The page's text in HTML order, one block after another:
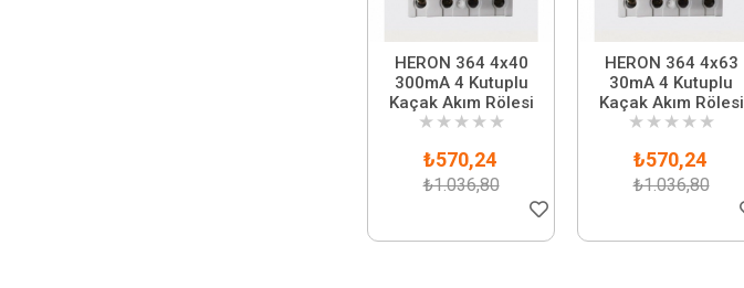
HERON 364 4x40
300mA 4 Kutuplu
Kaçak Akım Rölesi
★ ★ ★ ★ ★
₺570,24
₺1.036,80
HERON 364 4x63
30mA 4 Kutuplu
Kaçak Akım Rölesi
★ ★ ★ ★ ★
₺570,24
₺1.036,80